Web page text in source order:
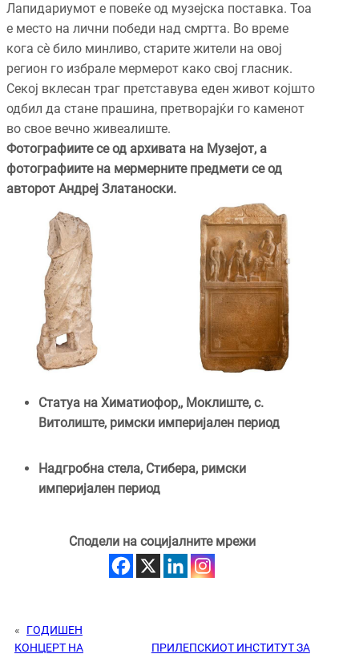
Лапидариумот е повеќе од музејска поставка. Тоа
е место на лични победи над смртта. Во време
кога сè било минливо, старите жители на овој
регион го избрале мермерот како свој гласник.
Секој вклесан траг претставува еден живот којшто
одбил да стане прашина, претворајќи го каменот
во свое вечно живеалиште.
Фотографиите се од архивата на Музејот, а
фотографиите на мермерните предмети се од
авторот Андреј Златаноски.
Статуа на Химатиофор,, Моклиште, с.
Витолиште, римски империјален период
Надгробна стела, Стибера, римски
империјален период
Сподели на социјалните мрежи
«
ГОДИШЕН
КОНЦЕРT НА
ПРИЛЕПСКИОТ ИНСТИТУТ ЗА